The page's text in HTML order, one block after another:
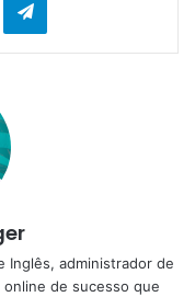
Inglês, administrador de
de sucesso que